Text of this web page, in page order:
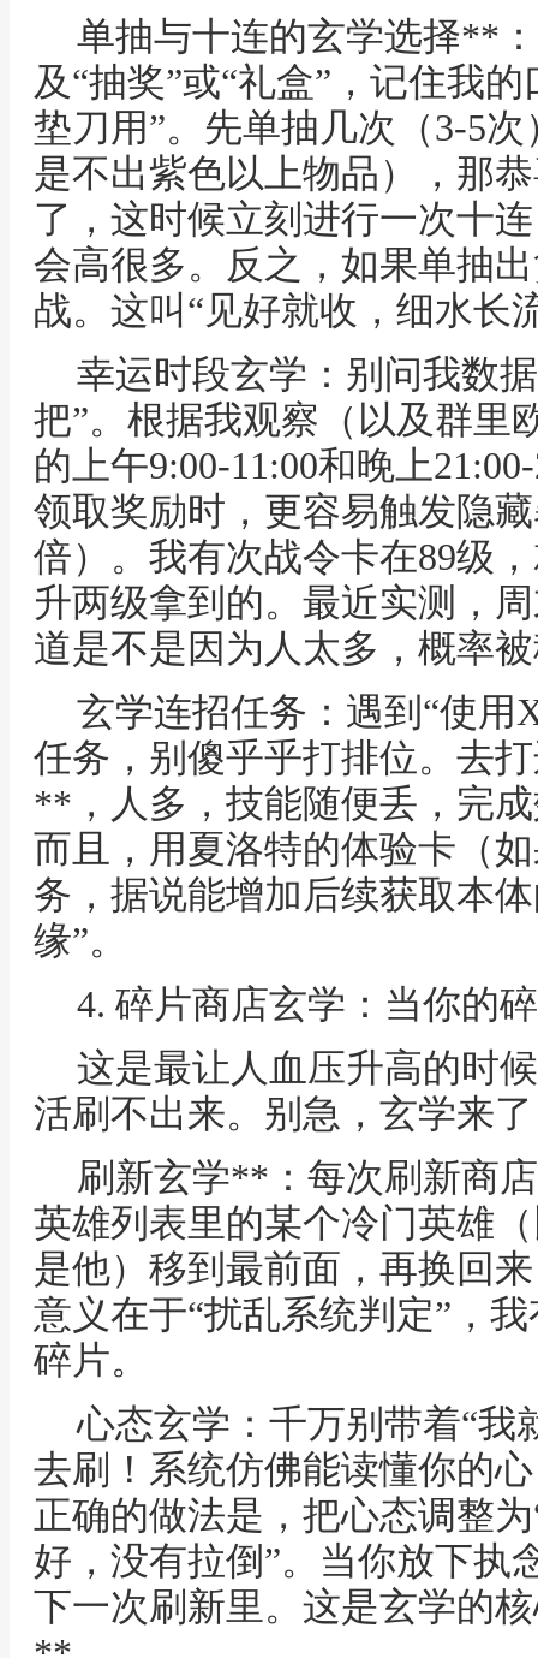
单抽与十连的玄学选择**
及“抽奖”或“礼盒”，记住我
垫刀用”。先单抽几次（3-5
是不出紫色以上物品），那
了，这时候立刻进行一次十
会高很多。反之，如果单抽
战。这叫“见好就收，细水长
幸运时段玄学：别问我数
把”。根据我观察（以及群里
的上午9:00-11:00和晚上
领取奖励时，更容易触发隐
倍）。我有次战令卡在89级
升两级拿到的。最近实测，
道是不是因为人太多，概率
玄学连招任务：遇到“使用
任务，别傻乎乎打排位。去
**，人多，技能随便丢，完
而且，用夏洛特的体验卡（
务，据说能增加后续获取本
缘”。
4. 碎片商店玄学：当你的
这是最让人血压升高的时
活刷不出来。别急，玄学来
刷新玄学**：每次刷新商
英雄列表里的某个冷门英雄
是他）移到最前面，再换回
意义在于“扰乱系统判定”，
碎片。
心态玄学：千万别带着“我
去刷！系统仿佛能读懂你的
正确的做法是，把心态调整
好，没有拉倒”。当你放下执
下一次刷新里。这是玄学的